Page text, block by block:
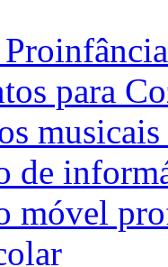
para
de
móvel